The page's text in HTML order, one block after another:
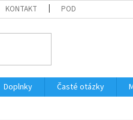
KONTAKT PODMIENKY OOÚ
Doplnky Časté otázky